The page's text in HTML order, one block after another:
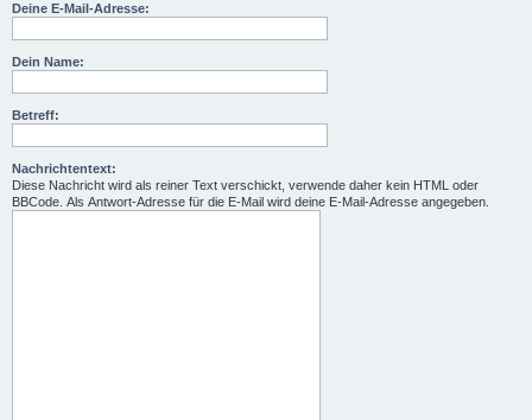
Deine E-Mail-Adresse:
Dein Name:
Betreff:
Nachrichtentext:
Diese Nachricht wird als reiner Text verschickt, verwende daher kein HTML oder
BBCode. Als Antwort-Adresse für die E-Mail wird deine E-Mail-Adresse angegeben.